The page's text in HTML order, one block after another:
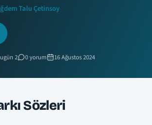
Talu Çetinsoy
2 0 yorum 16 Ağustos 2024
Sözleri